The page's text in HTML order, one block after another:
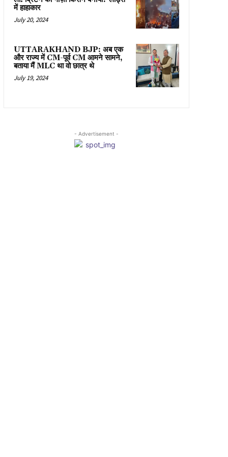
में हाहाकार
July 20, 2024
UTTARAKHAND BJP: अब एक
और राज्य में CM-पूर्व CM आमने सामने,
बताया मैं MLC था वो छात्र थे
July 19, 2024
- Advertisement -